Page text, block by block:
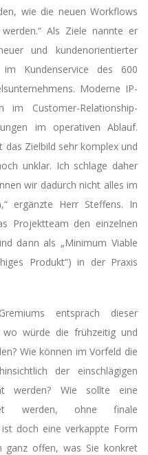
wie die neuen Workflows
Als Ziele nannte er
und kundenorientierter
Kundenservice des 600
Moderne IP-
im Customer-Relationship-
im operativen Ablauf.
das Zielbild sehr komplex und
unklar. Ich schlage daher
wir dadurch nicht alles im
ergänzte Herr Steffens. In
Projektteam den einzelnen
dann als „Minimum Viable
Produkt“) in der Praxis
entsprach dieser
würde die frühzeitig und
Wie können im Vorfeld die
der einschlägigen
werden? Wie sollte eine
werden, ohne finale
doch eine verkappte Form
ganz offen, was Sie konkret